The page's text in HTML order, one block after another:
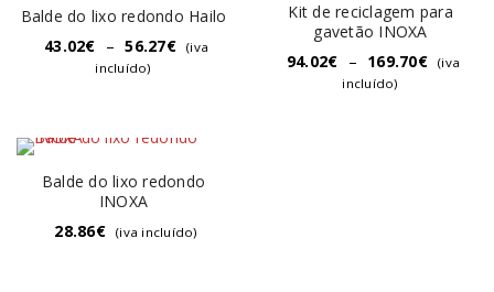
Balde do lixo redondo Hailo
43.02€ – 56.27€
(iva
incluído)
Kit de reciclagem para
gavetão INOXA
94.02€ – 169.70€
(iva
incluído)
Balde do lixo redondo
INOXA
28.86€ (iva incluído)